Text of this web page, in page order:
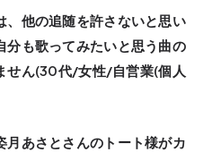
、他の追随を許さないと思い
分も歌ってみたいと思う曲の
せん(30代/女性/自営業(個人
月あさとさんのトート様がカ